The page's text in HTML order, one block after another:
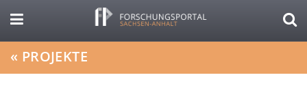
« PROJEKTE